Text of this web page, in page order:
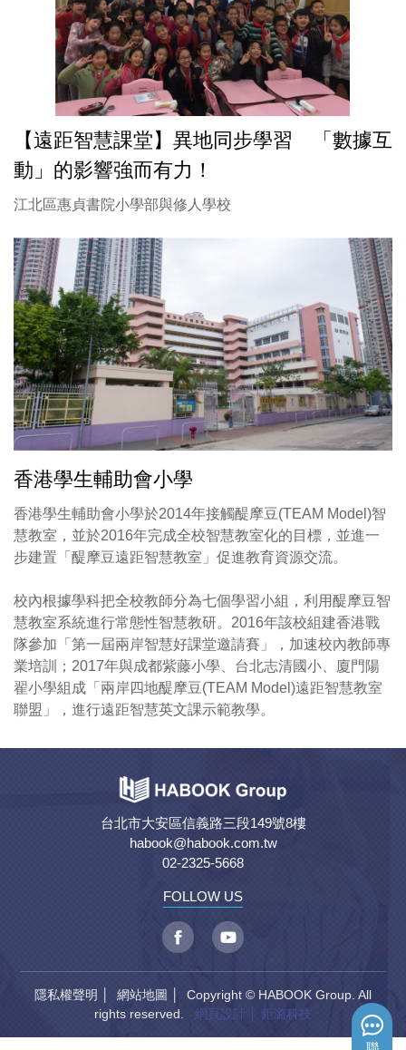
【遠距智慧課堂】異地同步學習 「數據互
動」的影響強而有力！
江北區惠貞書院小學部與修人學校
香港學生輔助會小學
香港學生輔助會小學於2014年接觸醍摩豆(TEAM Model)智
慧教室，並於2016年完成全校智慧教室化的目標，並進一
步建置「醍摩豆遠距智慧教室」促進教育資源交流。
校內根據學科把全校教師分為七個學習小組，利用醍摩豆智
慧教室系統進行常態性智慧教研。2016年該校組建香港戰
隊參加「第一屆兩岸智慧好課堂邀請賽」，加速校內教師專
業培訓；2017年與成都紫藤小學、台北志清國小、廈門陽
翟小學組成「兩岸四地醍摩豆(TEAM Model)遠距智慧教室
聯盟」，進行遠距智慧英文課示範教學。
台北市大安區信義路三段149號8樓
habook@habook.com.tw
02-2325-5668
FOLLOW US
隱私權聲明 網站地圖
│ Copyright © HABOOK Group. All
rights reserved. 網頁設計 │ 鉅潞科技